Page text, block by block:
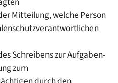
Mitteilung, welche Person
Schreibens zur Aufgaben-
zum